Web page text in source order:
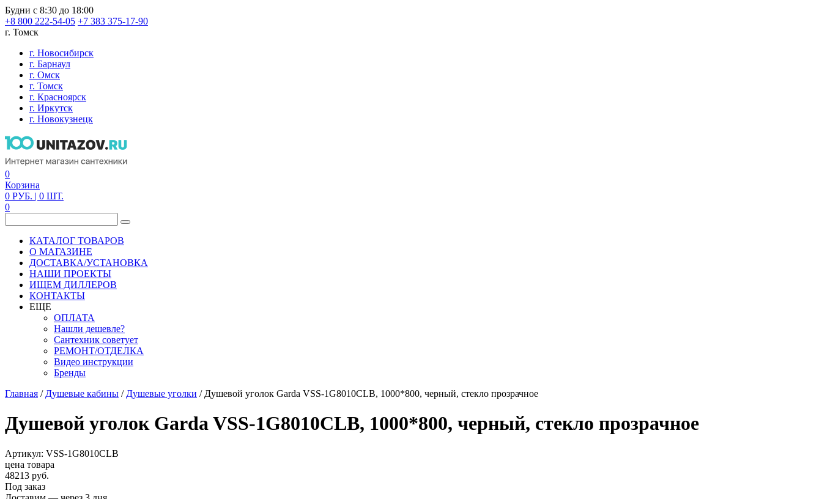
Будни с 8:30 до 18:00
+8 800 222-54-05 +7 383 375-17-90
г. Томск
г. Новосибирск
г. Барнаул
г. Омск
г. Томск
г. Красноярск
г. Иркутск
г. Новокузнецк
0
Корзина
0 РУБ. | 0 ШТ.
0
КАТАЛОГ ТОВАРОВ
О МАГАЗИНЕ
ДОСТАВКА/УСТАНОВКА
НАШИ ПРОЕКТЫ
ИЩЕМ ДИЛЛЕРОВ
КОНТАКТЫ
ЕЩЕ
ОПЛАТА
Нашли дешевле?
Сантехник советует
РЕМОНТ/ОТДЕЛКА
Видео инструкции
Бренды
Главная / Душевые кабины / Душевые уголки / Душевой уголок Garda VSS-1G8010CLB, 1000*800, черный, стекло прозрачное
Душевой уголок Garda VSS-1G8010CLB, 1000*800, черный, стекло прозрачное
Артикул: VSS-1G8010CLB
цена товара
48213 руб.
Под заказ